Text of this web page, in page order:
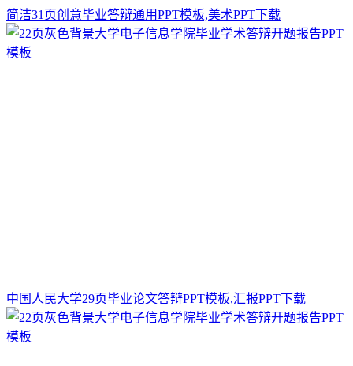
简洁31页创意毕业答辩通用PPT模板,美术PPT下载
中国人民大学29页毕业论文答辩PPT模板,汇报PPT下载